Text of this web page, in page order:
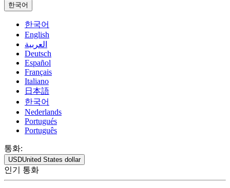
한국어
한국어
English
العربية
Deutsch
Español
Français
Italiano
日本語
한국어
Nederlands
Portugués
Português
통화:
USDUnited States dollar
인기 통화